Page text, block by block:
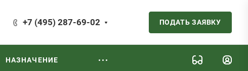
+7 (495) 287-69-02 ПОДАТЬ ЗАЯВКУ
НАЗНАЧЕНИЕ